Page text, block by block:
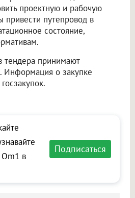
проектную и рабочую
привести путепровод в
состояние,
тендера принимают
Информация о закупке
в
Подписаться